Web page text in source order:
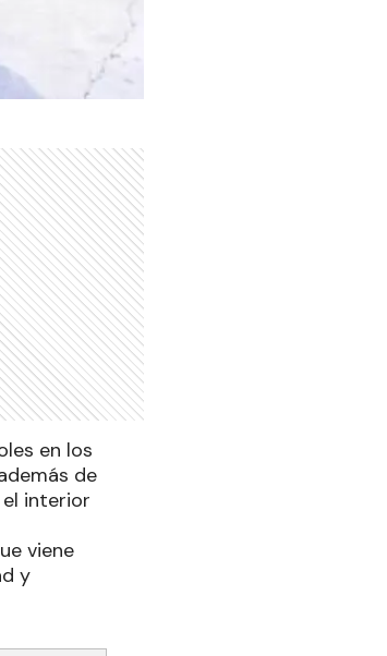
en los
de
interior
viene
y